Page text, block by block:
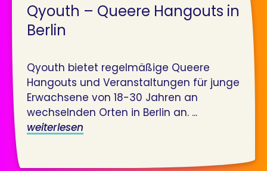
Qyouth – Queere Hangouts in
Berlin
Qyouth bietet regelmäßige Queere
Hangouts und Veranstaltungen für junge
Erwachsene von 18-30 Jahren an
wechselnden Orten in Berlin an. ...
weiterlesen